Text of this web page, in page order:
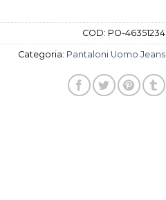
COD: PO-46351234
Categoria: Pantaloni Uomo Jeans